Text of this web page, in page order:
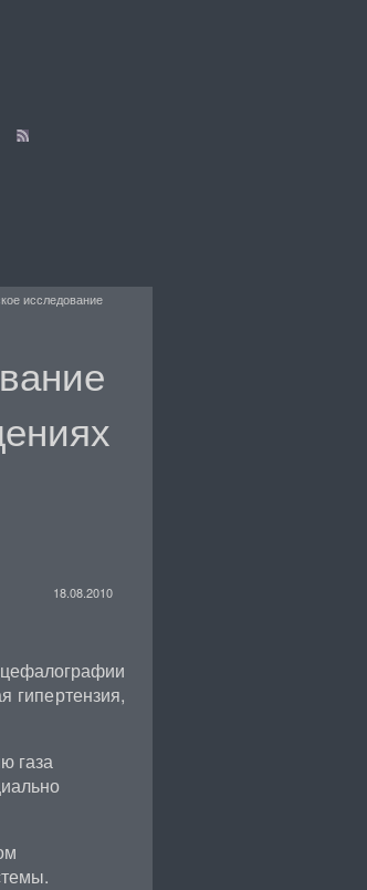
исследование
18.08.2010
гипертензия,
газа